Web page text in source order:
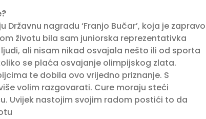
nagradu ‘Franjo Bučar’, koja je zapravo
životu bila sam juniorska reprezentativka
ali nisam nikad osvajala nešto ili od sporta
se plaća osvajanje olimpijskog zlata.
te dobila ovo vrijedno priznanje. S
volim razgovarati. Cure moraju steći
Uvijek nastojim svojim radom postići to da